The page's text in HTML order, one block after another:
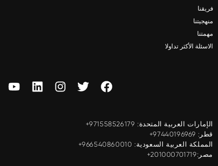
فريقنا
منهجيتنا
مهمتنا
الاسئلة الأكثر تداولا
الإمارات العربية المتحدة: ‎+971558526179
قطر: ‎+97440196969
المملكة العربية السعودية: ‎+966540860010
مصر:201000701719+